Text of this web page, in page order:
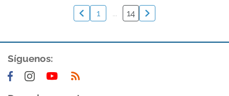
1 ... 14
Síguenos: